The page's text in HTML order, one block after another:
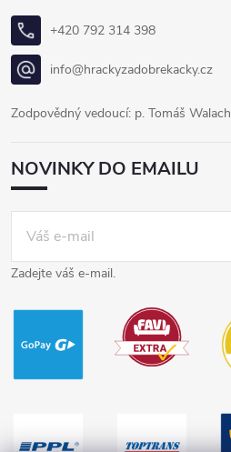
+420 792 314 398
info@hrackyzadobrekacky.cz
Zodpovědný vedoucí: p. Tomáš Walach
NOVINKY DO EMAILU
Zadejte váš e-mail.